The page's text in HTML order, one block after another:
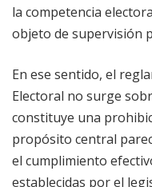
la competencia
objeto de supervisión
En ese sentido, el
Electoral no surge
constituye una
propósito central
el cumplimiento
establecidas por el